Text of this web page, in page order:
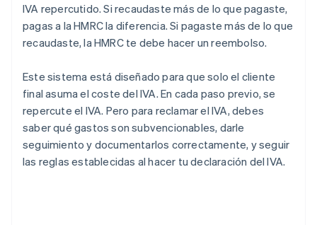
IVA repercutido. Si recaudaste más de lo que pagaste,
pagas a la HMRC la diferencia. Si pagaste más de lo que
recaudaste, la HMRC te debe hacer un reembolso.
Este sistema está diseñado para que solo el cliente
final asuma el coste del IVA. En cada paso previo, se
repercute el IVA. Pero para reclamar el IVA, debes
saber qué gastos son subvencionables, darle
seguimiento y documentarlos correctamente, y seguir
las reglas establecidas al hacer tu declaración del IVA.